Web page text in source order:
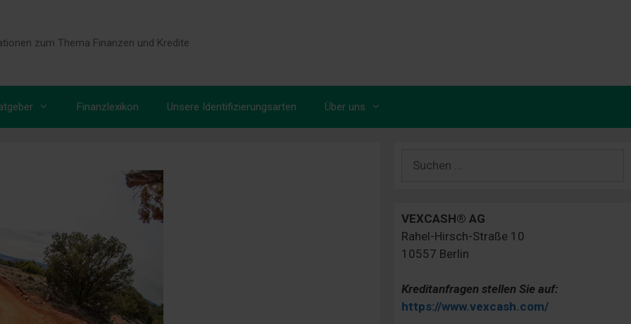
zum Thema Finanzen und Kredite
Finanzlexikon Unsere Identifizierungsarten Über uns
nach:
VEXCASH® AG
Rahel-Hirsch-Straße 10
10557 Berlin
Kreditanfragen stellen Sie auf:
https://www.vexcash.com/